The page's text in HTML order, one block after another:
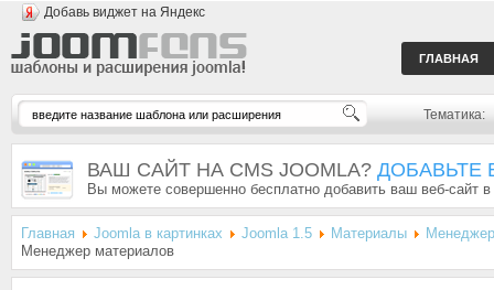
Добавь виджет на Яндекс
ГЛАВНАЯ
Тематика:
ВАШ САЙТ НА CMS JOOMLA? ДОБАВЬТЕ
Вы можете совершенно бесплатно добавить ваш веб-сайт
Главная Joomla в картинках Joomla 1.5 Материалы
Менеджер материалов